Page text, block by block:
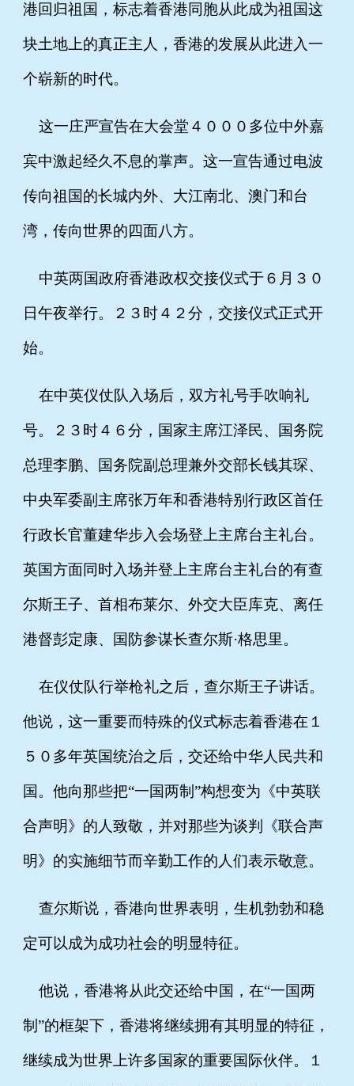
港回归祖国，标志着香港同胞从此成为祖国这
块土地上的真正主人，香港的发展从此进入一
个崭新的时代。
这一庄严宣告在大会堂４０００多位中外嘉
宾中激起经久不息的掌声。这一宣告通过电波
传向祖国的长城内外、大江南北、澳门和台
湾，传向世界的四面八方。
中英两国政府香港政权交接仪式于６月３０
日午夜举行。２３时４２分，交接仪式正式开
始。
在中英仪仗队入场后，双方礼号手吹响礼
号。２３时４６分，国家主席江泽民、国务院
总理李鹏、国务院副总理兼外交部长钱其琛、
中央军委副主席张万年和香港特别行政区首任
行政长官董建华步入会场登上主席台主礼台。
英国方面同时入场并登上主席台主礼台的有查
尔斯王子、首相布莱尔、外交大臣库克、离任
港督彭定康、国防参谋长查尔斯·格思里。
在仪仗队行举枪礼之后，查尔斯王子讲话。
他说，这一重要而特殊的仪式标志着香港在１
５０多年英国统治之后，交还给中华人民共和
国。他向那些把“一国两制”构想变为《中英联
合声明》的人致敬，并对那些为谈判《联合声
明》的实施细节而辛勤工作的人们表示敬意。
查尔斯说，香港向世界表明，生机勃勃和稳
定可以成为成功社会的明显特征。
他说，香港将从此交还给中国，在“一国两
制”的框架下，香港将继续拥有其明显的特征，
继续成为世界上许多国家的重要国际伙伴。１